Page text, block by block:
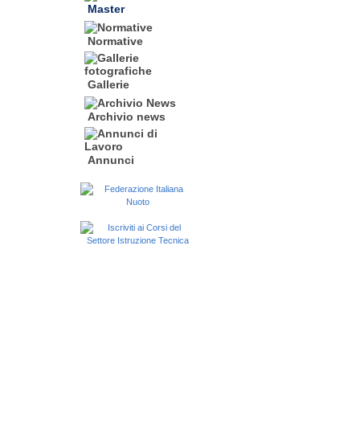
Master
Normative
Gallerie
Archivio news
Annunci